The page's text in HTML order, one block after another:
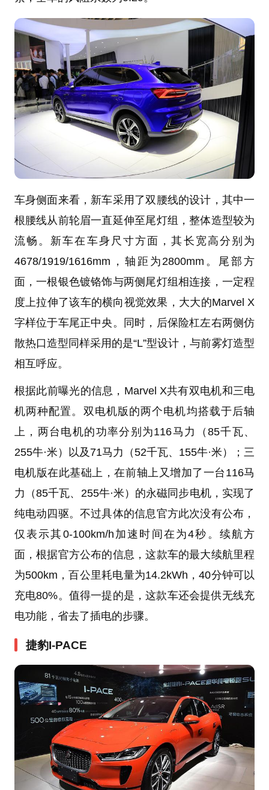
车身侧面来看，新车采用了双腰线的设计，其中一
根腰线从前轮眉一直延伸至尾灯组，整体造型较为
流畅。新车在车身尺寸方面，其长宽高分别为
4678/1919/1616mm，轴距为2800mm。尾部方
面，一根银色镀铬饰与两侧尾灯组相连接，一定程
度上拉伸了该车的横向视觉效果，大大的Marvel X
字样位于车尾正中央。同时，后保险杠左右两侧仿
散热口造型同样采用的是“L”型设计，与前雾灯造型
相互呼应。
根据此前曝光的信息，Marvel X共有双电机和三电
机两种配置。双电机版的两个电机均搭载于后轴
上，两台电机的功率分别为116马力（85千瓦、
255牛·米）以及71马力（52千瓦、155牛·米）；三
电机版在此基础上，在前轴上又增加了一台116马
力（85千瓦、255牛·米）的永磁同步电机，实现了
纯电动四驱。不过具体的信息官方此次没有公布，
仅表示其0-100km/h加速时间在为4秒。续航方
面，根据官方公布的信息，这款车的最大续航里程
为500km，百公里耗电量为14.2kWh，40分钟可以
充电80%。值得一提的是，这款车还会提供无线充
电功能，省去了插电的步骤。
捷豹I-PACE